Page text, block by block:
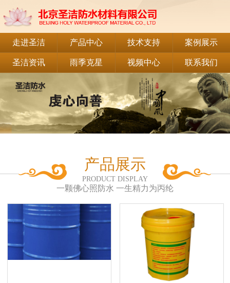
走进圣洁 产品中心 技术支持 案例展示
圣洁资讯 雨季克星 视频中心 联系我们
产品展示
PRODUCT DISPLAY
一颗佛心照防水 一生精力为丙纶